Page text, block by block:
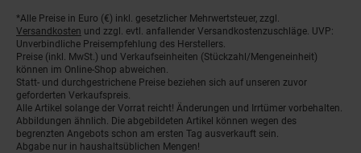
Fußnoten
*Alle Preise in Euro (€) inkl. gesetzlicher Mehrwertsteuer, zzgl.
Versandkosten und zzgl. evtl. anfallender Versandkostenzuschläge. UVP:
Unverbindliche Preisempfehlung des Herstellers.
Preise (inkl. MwSt.) und Verkaufseinheiten (Stückzahl/Mengeneinheit)
können im Online-Shop abweichen.
Statt- und durchgestrichene Preise beziehen sich auf unseren zuvor
geforderten Verkaufspreis.
Alle Artikel solange der Vorrat reicht! Änderungen und Irrtümer vorbehalten.
Abbildungen ähnlich. Die abgebildeten Artikel können wegen des
begrenzten Angebots schon am ersten Tag ausverkauft sein.
Abgabe nur in haushaltsüblichen Mengen!